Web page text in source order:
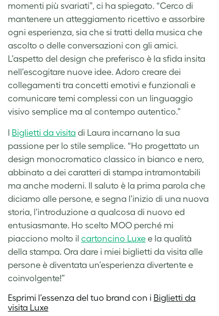
momenti più svariati”, ci ha spiegato. “Cerco di
mantenere un atteggiamento ricettivo e assorbire
ogni esperienza, sia che si tratti della musica che
ascolto o delle conversazioni con gli amici.
L’aspetto del design che preferisco è la sfida insita
nell’escogitare nuove idee. Adoro creare dei
collegamenti tra concetti emotivi e funzionali e
comunicare temi complessi con un linguaggio
visivo semplice ma al contempo autentico.”
Biglietti da visita di Laura incarnano la sua
passione per lo stile semplice. “Ho progettato un
design monocromatico classico in bianco e nero,
abbinato a dei caratteri di stampa intramontabili
ma anche moderni. Il saluto è la prima parola che
diciamo alle persone, e segna l’inizio di una nuova
storia, l’introduzione a qualcosa di nuovo ed
entusiasmante. Ho scelto MOO perché mi
piacciono molto il cartoncino Luxe e la qualità
della stampa. Ora dare i miei biglietti da visita alle
persone è diventata un’esperienza divertente e
coinvolgente!”
Esprimi l’essenza del tuo brand con i Biglietti da
visita Luxe